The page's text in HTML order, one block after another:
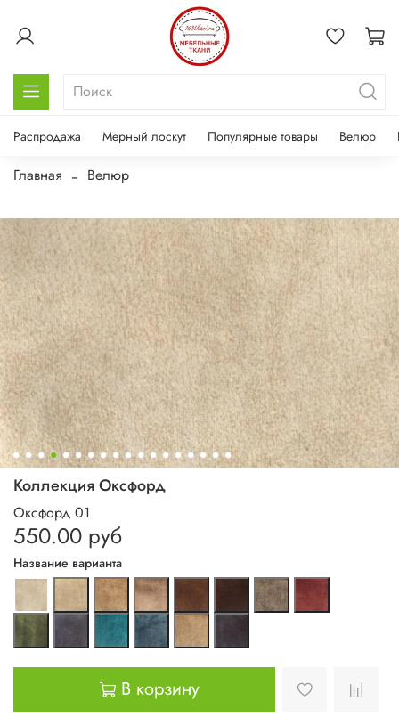
Распродажа Мерный лоскут Популярные товары Велюр
Главная Велюр
Коллекция Оксфорд
Оксфорд 01
550.00 руб
Название варианта
В корзину